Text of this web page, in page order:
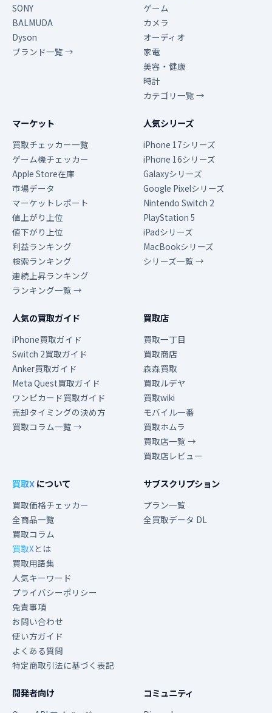
SONY
BALMUDA
Dyson
ブランド一覧 →
ゲーム
カメラ
オーディオ
家電
美容・健康
時計
カテゴリ一覧 →
マーケット
買取チェッカー一覧
ゲーム機チェッカー
Apple Store在庫
市場データ
マーケットレポート
値上がり上位
値下がり上位
利益ランキング
検索ランキング
連続上昇ランキング
ランキング一覧 →
人気シリーズ
iPhone 17シリーズ
iPhone 16シリーズ
Galaxyシリーズ
Google Pixelシリーズ
Nintendo Switch 2
PlayStation 5
iPadシリーズ
MacBookシリーズ
シリーズ一覧 →
人気の買取ガイド
iPhone買取ガイド
Switch 2買取ガイド
Anker買取ガイド
Meta Quest買取ガイド
ワンピカード買取ガイド
売却タイミングの決め方
買取コラム一覧 →
買取店
買取一丁目
買取商店
森森買取
買取ルデヤ
買取wiki
モバイル一番
買取ホムラ
買取店一覧 →
買取店レビュー
買取Xについて
買取価格チェッカー
全商品一覧
買取コラム
買取Xとは
買取用語集
人気キーワード
プライバシーポリシー
免責事項
お問い合わせ
使い方ガイド
よくある質問
特定商取引法に基づく表記
サブスクリプション
プラン一覧
全買取データ DL
開発者向け コミュニティ